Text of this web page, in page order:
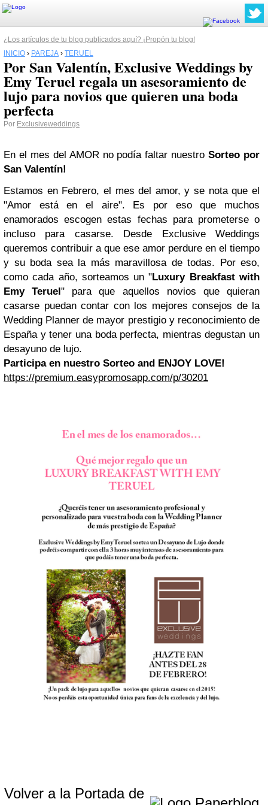
¿Los artículos de tu blog publicados aquí? ¡Propón tu blog!
INICIO › PAREJA › TERUEL
Por San Valentín, Exclusive Weddings by
Emy Teruel regala un asesoramiento de
lujo para novios que quieren una boda
perfecta
Por Exclusiveweddings
En el mes del AMOR no podía faltar nuestroSorteo por
San Valentín!
Estamos en Febrero, el mes del amor, y se nota que el
"Amor está en el aire". Es por eso que muchos
enamorados escogen estas fechas para prometerse o
incluso para casarse. Desde Exclusive Weddings
queremos contribuir a que ese amor perdure en el tiempo
y su boda sea la más maravillosa de todas. Por eso,
como cada año, sorteamos un "Luxury Breakfast with
Emy Teruel" para que aquellos novios que quieran
casarse puedan contar con los mejores consejos de la
Wedding Planner de mayor prestigio y reconocimiento de
España y tener una boda perfecta, mientras degustan un
desayuno de lujo.
Participa en nuestro Sorteo and ENJOY LOVE!
https://premium.easypromosapp.com/p/30201
Volver a la Portada de